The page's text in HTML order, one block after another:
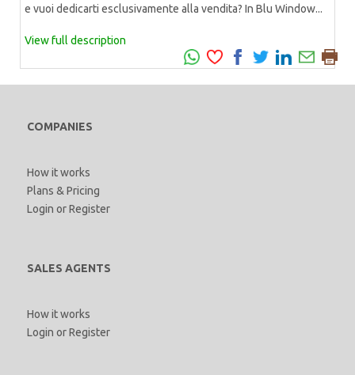
e vuoi dedicarti esclusivamente alla vendita? In Blu Window...
View full description
COMPANIES
How it works
Plans & Pricing
Login orRegister
SALES AGENTS
How it works
Login orRegister